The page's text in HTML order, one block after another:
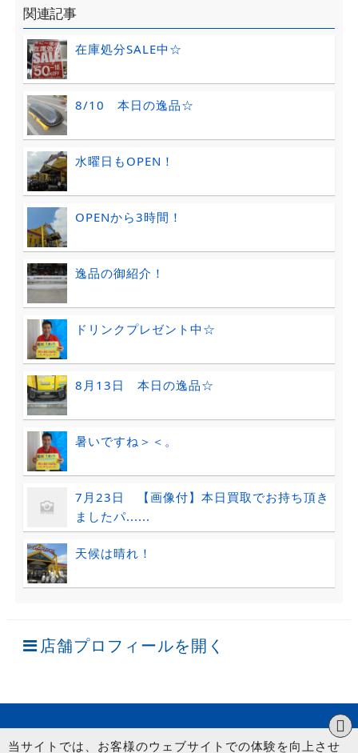
関連記事
在庫処分SALE中☆
8/10 本日の逸品☆
水曜日もOPEN！
OPENから3時間！
逸品の御紹介！
ドリンクプレゼント中☆
8月13日 本日の逸品☆
暑いですね＞＜。
7月23日 【画像付】本日買取でお持ち頂き
ましたパ......
天候は晴れ！
店舗プロフィールを開く
当サイトでは、お客様のウェブサイトでの体験を向上させ